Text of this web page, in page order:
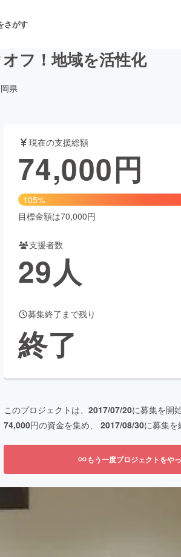
さがす
ォーマンス
ファッション
ー・ヘルスケア
フ！地域を活性化
県
現在の支援総額
74,000円
105%
目標金額は70,000円
支援者数
29人
募集終了まで残り
終了
このプロジェクトは、 2017/07/20に募集を開
74,000円の資金を集め、 2017/08/30に募集を
もう一度プロジェクトをや